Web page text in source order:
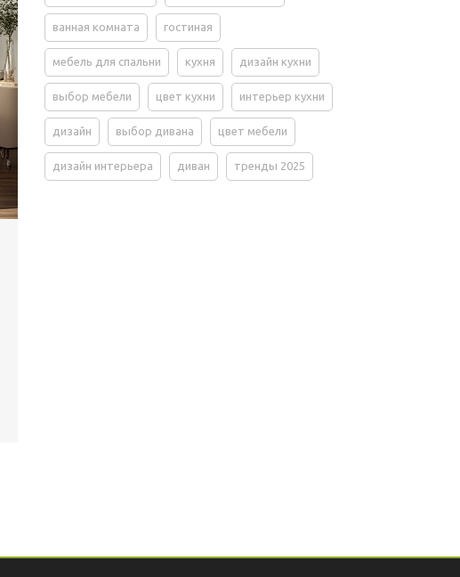
ванная комната гостиная
мебель для спальни кухня дизайн кухни
выбор мебели цвет кухни интерьер кухни
дизайн выбор дивана цвет мебели
дизайн интерьера диван тренды 2025